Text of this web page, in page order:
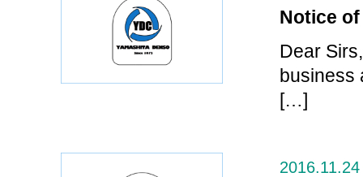
Notice
Dear
business
[…]
2016.11.24